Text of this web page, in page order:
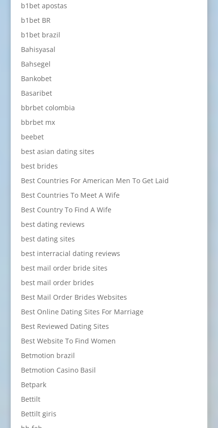
b1bet apostas
b1bet BR
b1bet brazil
Bahisyasal
Bahsegel
Bankobet
Basaribet
bbrbet colombia
bbrbet mx
beebet
best asian dating sites
best brides
Best Countries For American Men To Get Laid
Best Countries To Meet A Wife
Best Country To Find A Wife
best dating reviews
best dating sites
best interracial dating reviews
best mail order bride sites
best mail order brides
Best Mail Order Brides Websites
Best Online Dating Sites For Marriage
Best Reviewed Dating Sites
Best Website To Find Women
Betmotion brazil
Betmotion Casino Basil
Betpark
Bettilt
Bettilt giris